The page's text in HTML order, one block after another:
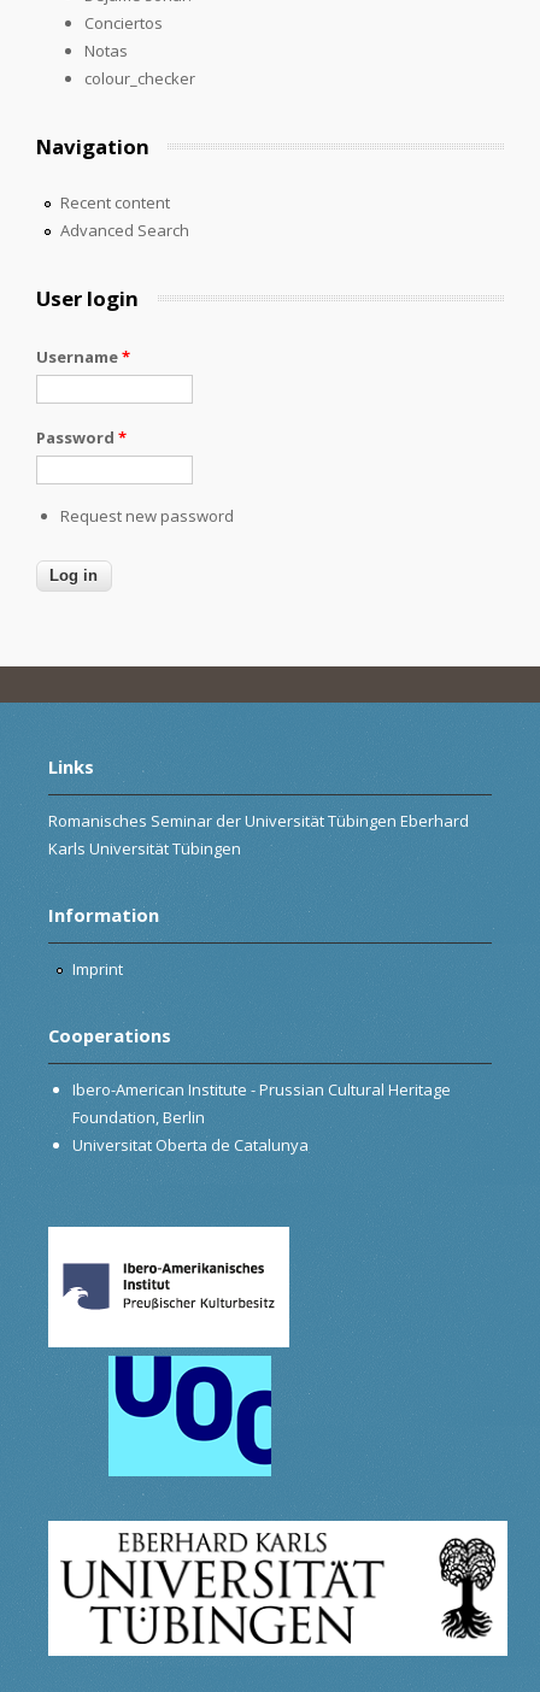
Conciertos
Notas
colour_checker
Navigation
Recent content
Advanced Search
User login
Username*
Password *
Request new password
Links
Romanisches Seminar der Universität Tübingen Eberhard
Karls Universität Tübingen
Information
Imprint
Cooperations
Ibero-American Institute - Prussian Cultural Heritage
Foundation, Berlin
Universitat Oberta de Catalunya